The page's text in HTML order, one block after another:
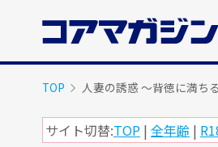
コ
TOP 人妻の誘惑 ～背徳に満ち
サイト切替:TOP | 全年齢 |